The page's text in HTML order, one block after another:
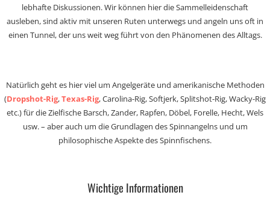
lebhafte Diskussionen. Wir können hier die Sammelleidenschaft
ausleben, sind aktiv mit unseren Ruten unterwegs und angeln uns oft in
einen Tunnel, der uns weit weg führt von den Phänomenen des Alltags.
Natürlich geht es hier viel um Angelgeräte und amerikanische Methoden
(Dropshot-Rig,Texas-Rig, Carolina-Rig, Softjerk, Splitshot-Rig, Wacky-Rig
etc.) für die Zielfische Barsch, Zander, Rapfen, Döbel, Forelle, Hecht, Wels
usw. – aber auch um die Grundlagen des Spinnangelns und um
philosophische Aspekte des Spinnfischens.
Wichtige Informationen